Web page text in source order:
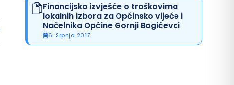
Financijsko izvješće o troškovima
lokalnih izbora za Općinsko vijeće i
Načelnika Općine Gornji Bogićevci
6. Srpnja 2017.